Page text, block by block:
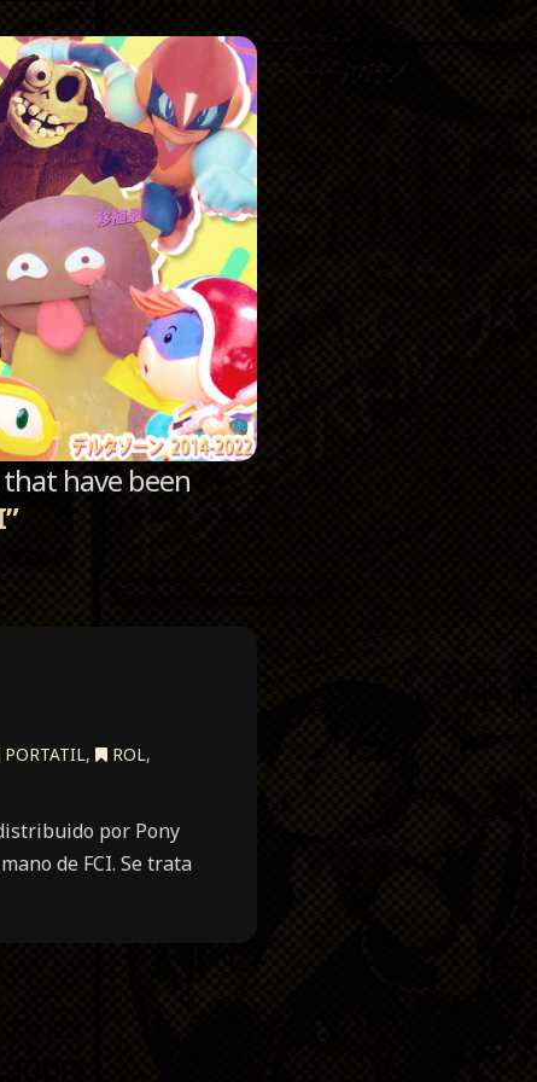
have been
PORTATIL, ROL,
por Pony
de FCI. Se trata